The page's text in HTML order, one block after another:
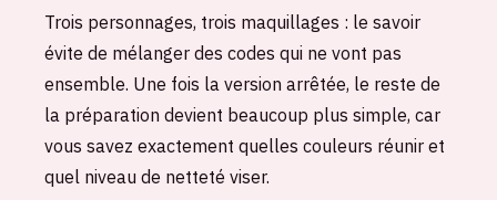
Trois personnages, trois maquillages : le savoir
évite de mélanger des codes qui ne vont pas
ensemble. Une fois la version arrêtée, le reste de
la préparation devient beaucoup plus simple, car
vous savez exactement quelles couleurs réunir et
quel niveau de netteté viser.